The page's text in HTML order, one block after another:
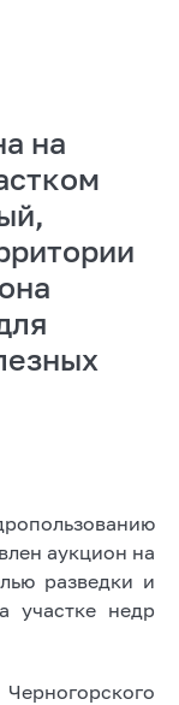
на
аукцион на
разведки и
участке недр